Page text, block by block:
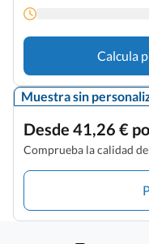
Calcula
Muestra sin
Desde 41,26 €
Comprueba la calidad